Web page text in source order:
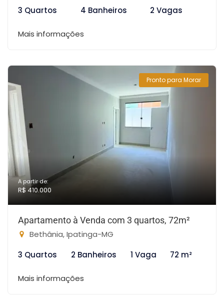
3 Quartos
4 Banheiros 2 Vagas
Mais informações
Pronto para Morar
A partir de:
R$ 410.000
Apartamento à Venda com 3 quartos, 72m²
Bethânia, Ipatinga-MG
3 Quartos
2 Banheiros 1 Vaga 72 m²
Mais informações